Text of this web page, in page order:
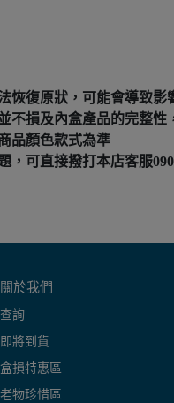
復原狀，可能會導致影
損及內盒產品的完整性
品顏色款式為準
可直接撥打本店客服
關於我們
查詢
即將到貨
盒損特惠區
老物珍惜區